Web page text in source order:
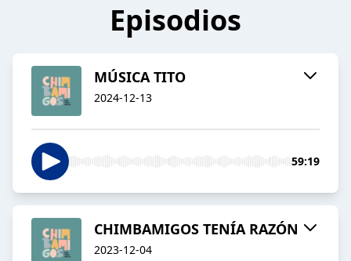
Episodios
MÚSICA TITO
2024-12-13
59:19
CHIMBAMIGOS TENÍA RAZÓN
2023-12-04